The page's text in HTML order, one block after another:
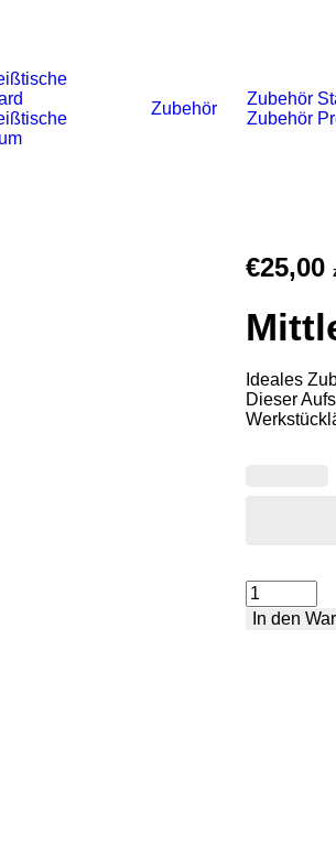
Zubehör
Zubehör
Zubehör
€25,00
Ideales
Dieser
Mittlerer
In den